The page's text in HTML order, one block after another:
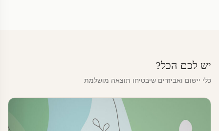
יש לכם הכל?
כלי יישום ואביזרים שיבטיחו תוצאה מושלמת